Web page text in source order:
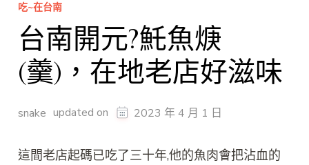
吃~在台南
台南開元?魠魚焿
(羹)，在地老店好滋味
snake updated on 2023 年 4 月 1 日
這間老店起碼已吃了三十年,他的魚肉會把沾血的